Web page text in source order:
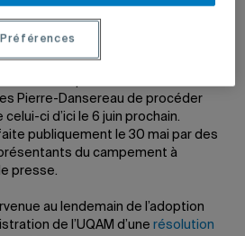
la décision des
Pierre-Dansereau de procéder
ci d’ici le 6 juin prochain.
publiquement le 30 mai par des
du campement à
presse.
au lendemain de l’adoption
de l’UQAM d’une résolution
Préférences